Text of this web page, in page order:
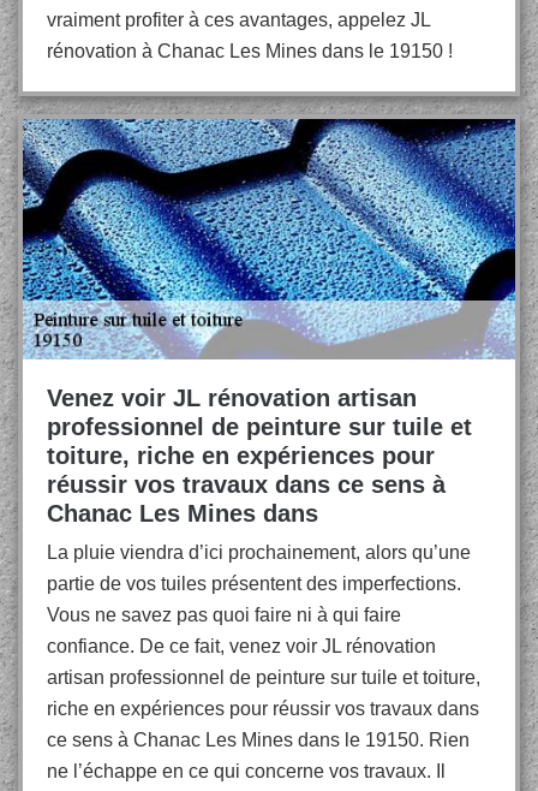
vraiment profiter à ces avantages, appelez JL
rénovation à Chanac Les Mines dans le 19150 !
Venez voir JL rénovation artisan
professionnel de peinture sur tuile et
toiture, riche en expériences pour
réussir vos travaux dans ce sens à
Chanac Les Mines dans
La pluie viendra d’ici prochainement, alors qu’une
partie de vos tuiles présentent des imperfections.
Vous ne savez pas quoi faire ni à qui faire
confiance. De ce fait, venez voir JL rénovation
artisan professionnel de peinture sur tuile et toiture,
riche en expériences pour réussir vos travaux dans
ce sens à Chanac Les Mines dans le 19150. Rien
ne l’échappe en ce qui concerne vos travaux. Il